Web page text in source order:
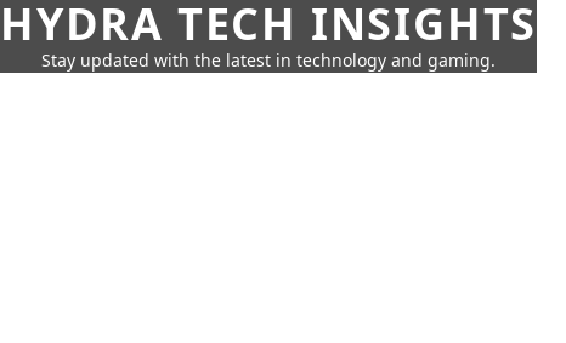
HYDRA TECH INSIGHTS
Stay updated with the latest in technology and gaming.